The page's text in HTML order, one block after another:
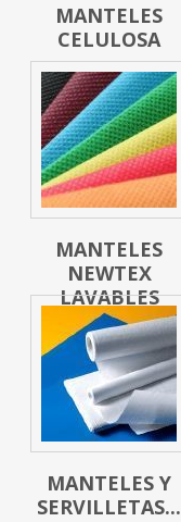
MANTELES
CELULOSA
MANTELES
NEWTEX
LAVABLES
MANTELES Y
SERVILLETAS...